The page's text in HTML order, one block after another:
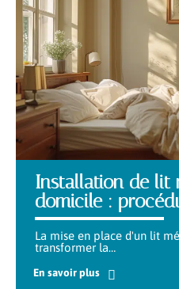
Installation de lit
domicile :
La mise en place d'un lit
transformer la…
En savoir plus